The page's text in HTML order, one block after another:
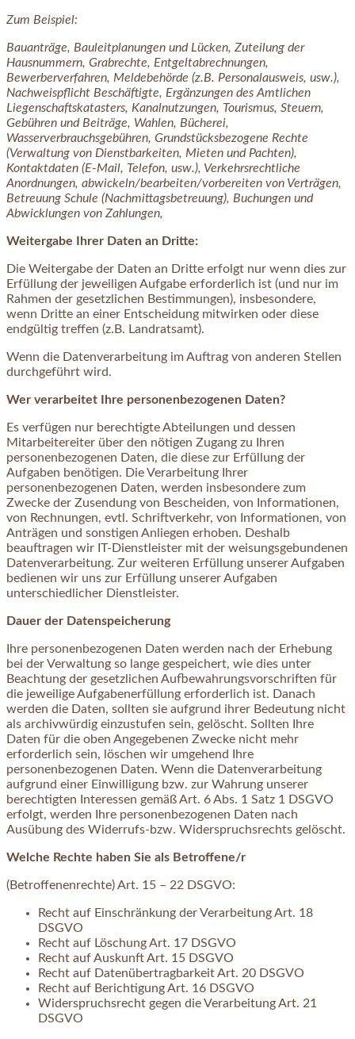
Zum Beispiel:
Bauanträge, Bauleitplanungen und Lücken, Zuteilung der
Hausnummern, Grabrechte, Entgeltabrechnungen,
Bewerberverfahren, Meldebehörde (z.B. Personalausweis, usw.),
Nachweispflicht Beschäftigte, Ergänzungen des Amtlichen
Liegenschaftskatasters, Kanalnutzungen, Tourismus, Steuern,
Gebühren und Beiträge, Wahlen, Bücherei,
Wasserverbrauchsgebühren, Grundstücksbezogene Rechte
(Verwaltung von Dienstbarkeiten, Mieten und Pachten),
Kontaktdaten (E-Mail, Telefon, usw.), Verkehrsrechtliche
Anordnungen, abwickeln/bearbeiten/vorbereiten von Verträgen,
Betreuung Schule (Nachmittagsbetreuung), Buchungen und
Abwicklungen von Zahlungen,
Weitergabe Ihrer Daten an Dritte:
Die Weitergabe der Daten an Dritte erfolgt nur wenn dies zur
Erfüllung der jeweiligen Aufgabe erforderlich ist (und nur im
Rahmen der gesetzlichen Bestimmungen), insbesondere,
wenn Dritte an einer Entscheidung mitwirken oder diese
endgültig treffen (z.B. Landratsamt).
Wenn die Datenverarbeitung im Auftrag von anderen Stellen
durchgeführt wird.
Wer verarbeitet Ihre personenbezogenen Daten?
Es verfügen nur berechtigte Abteilungen und dessen
Mitarbeitereiter über den nötigen Zugang zu Ihren
personenbezogenen Daten, die diese zur Erfüllung der
Aufgaben benötigen. Die Verarbeitung Ihrer
personenbezogenen Daten, werden insbesondere zum
Zwecke der Zusendung von Bescheiden, von Informationen,
von Rechnungen, evtl. Schriftverkehr, von Informationen, von
Anträgen und sonstigen Anliegen erhoben. Deshalb
beauftragen wir IT-Dienstleister mit der weisungsgebundenen
Datenverarbeitung. Zur weiteren Erfüllung unserer Aufgaben
bedienen wir uns zur Erfüllung unserer Aufgaben
unterschiedlicher Dienstleister.
Dauer der Datenspeicherung
Ihre personenbezogenen Daten werden nach der Erhebung
bei der Verwaltung so lange gespeichert, wie dies unter
Beachtung der gesetzlichen Aufbewahrungsvorschriften für
die jeweilige Aufgabenerfüllung erforderlich ist. Danach
werden die Daten, sollten sie aufgrund ihrer Bedeutung nicht
als archivwürdig einzustufen sein, gelöscht. Sollten Ihre
Daten für die oben Angegebenen Zwecke nicht mehr
erforderlich sein, löschen wir umgehend Ihre
personenbezogenen Daten. Wenn die Datenverarbeitung
aufgrund einer Einwilligung bzw. zur Wahrung unserer
berechtigten Interessen gemäß Art. 6 Abs. 1 Satz 1 DSGVO
erfolgt, werden Ihre personenbezogenen Daten nach
Ausübung des Widerrufs-bzw. Widerspruchsrechts gelöscht.
Welche Rechte haben Sie als Betroffene/r
(Betroffenenrechte) Art. 15 – 22 DSGVO:
Recht auf Einschränkung der Verarbeitung Art. 18
DSGVO
Recht auf Löschung Art. 17 DSGVO
Recht auf Auskunft Art. 15 DSGVO
Recht auf Datenübertragbarkeit Art. 20 DSGVO
Recht auf Berichtigung Art. 16 DSGVO
Widerspruchsrecht gegen die Verarbeitung Art. 21
DSGVO